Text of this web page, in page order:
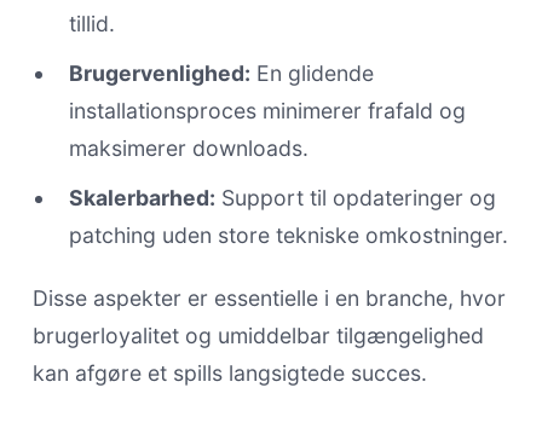
tillid.
Brugervenlighed: En glidende
installationsproces minimerer frafald og
maksimerer downloads.
Skalerbarhed: Support til opdateringer og
patching uden store tekniske omkostninger.
Disse aspekter er essentielle i en branche, hvor
brugerloyalitet og umiddelbar tilgængelighed
kan afgøre et spills langsigtede succes.